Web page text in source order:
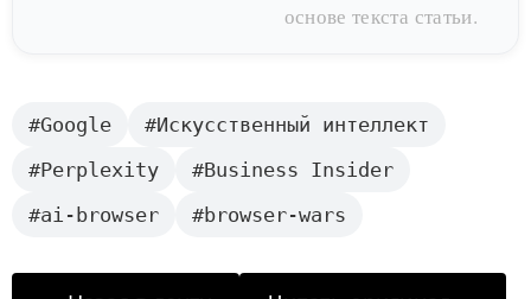
основе текста статьи.
#Google
#Искусственный интеллект
#Perplexity
#Business Insider
#ai-browser
#browser-wars